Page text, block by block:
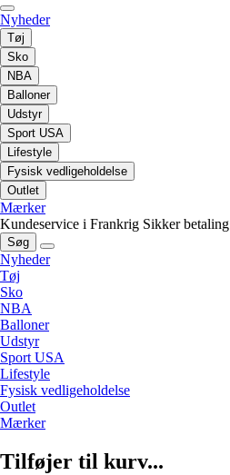
Nyheder
Tøj
Sko
NBA
Balloner
Udstyr
Sport USA
Lifestyle
Fysisk vedligeholdelse
Outlet
Mærker
Kundeservice i Frankrig Sikker betaling
Søg
Nyheder
Tøj
Sko
NBA
Balloner
Udstyr
Sport USA
Lifestyle
Fysisk vedligeholdelse
Outlet
Mærker
Tilføjer til kurv...